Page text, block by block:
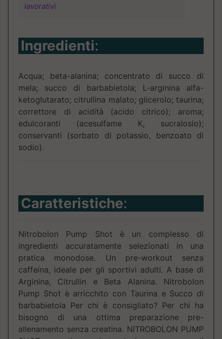
lavorativi
Ingredienti:
Acqua; beta-alanina; concentrato di succo di
mela; succo di barbabietola; L-arginina alfa-
ketoglutarato; citrullina malato; glicerolo; taurina;
correttore di acidità (acido citrico); aroma;
edulcoranti (acesulfame K, sucralosio);
conservanti (sorbato di potassio, benzoato di
sodio).
Caratteristiche:
Nitrobolon Pump Shot è un complesso di
ingredienti accuratamente selezionati in una
pratica monodose. Un pre-workout senza
caffeina, ideale per gli sportivi adulti. A base di
Arginina, Citrullin e Beta Alanina. Nitrobolon
Pump Shot è arricchito con Taurina e Succo di
barbabietola Per chi è consigliato? Per chi ha
bisogno di una ottima preparazione pre-
allenamento senza creatina. NITROBOLON PUMP